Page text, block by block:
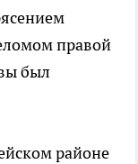
правой
был
районе